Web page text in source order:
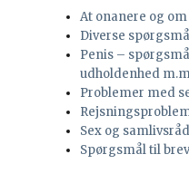
At onanere og
Diverse
Penis –
udholdenhed
Problemer med
Sex og
Spørgsmål til